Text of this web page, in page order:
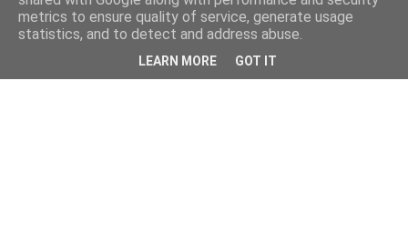
metrics to ensure quality of service, generate usage
statistics, and to detect and address abuse.
LEARN MORE GOT IT